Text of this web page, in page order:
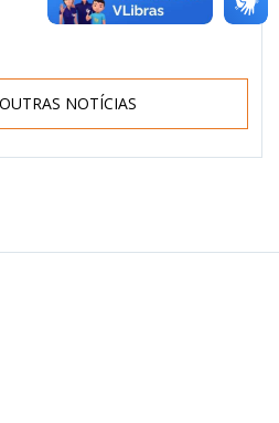
NOTÍCIAS